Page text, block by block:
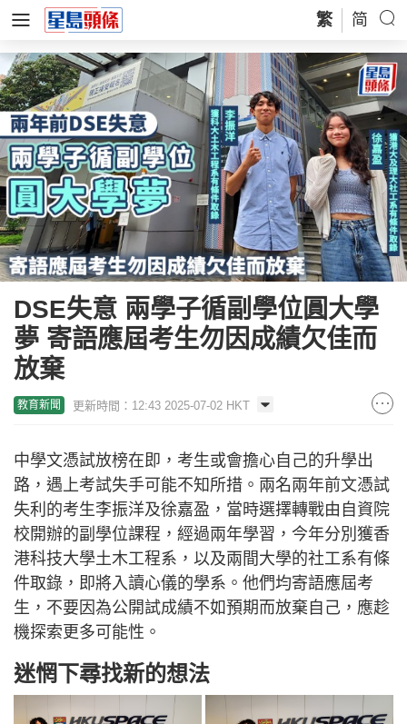
繁 简
DSE失意 兩學子循副學位圓大學
夢 寄語應屆考生勿因成績欠佳而
放棄
教育新聞 更新時間：12:43 2025-07-02 HKT
中學文憑試放榜在即，考生或會擔心自己的升學出
路，遇上考試失手可能不知所措。兩名兩年前文憑試
失利的考生李振洋及徐嘉盈，當時選擇轉戰由自資院
校開辦的副學位課程，經過兩年學習，今年分別獲香
港科技大學土木工程系，以及兩間大學的社工系有條
件取錄，即將入讀心儀的學系。他們均寄語應屆考
生，不要因為公開試成績不如預期而放棄自己，應趁
機探索更多可能性。
迷惘下尋找新的想法